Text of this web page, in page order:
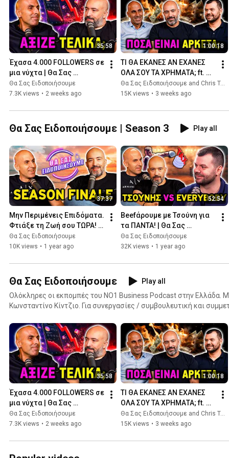
35:58
Έχασα 4.000 FOLLOWERS σε
μια νύχτα | Θα Σας
Ειδοποιήσουμε 🔔
Θα Σας Ειδοποιήσουμε
7.3K views • 2 weeks ago
1:00:18
ΤΙ ΘΑ ΕΚΑΝΕΣ ΑΝ ΕΧΑΝΕΣ
ΟΛΑ ΣΟΥ ΤΑ ΧΡΗΜΑΤΑ; ft.
Χρήστος Τσούνης | Θα Σας
Ειδοποιήσουμε 🔔
Θα Σας Ειδοποιήσουμε and Chris Tsounis
15K views • 3 weeks ago
Θα Σας Ειδοποιήσουμε | Season 3 Play all
37:37
Μην Περιμένεις Επιδόματα.
Φτιάξε τη Ζωή σου ΤΩΡΑ! |
Θα Σας Ειδοποιήσουμε 🔔
Θα Σας Ειδοποιήσουμε
10K views • 1 year ago
52:54
Beefάρουμε με Τσούνη για
τα ΠΑΝΤΑ! | Θα Σας
Ειδοποιήσουμε 🔔
Θα Σας Ειδοποιήσουμε
32K views • 1 year ago
Θα Σας Ειδοποιήσουμε
Play all
Ολόκληρες οι εκπομπές του NO1 Business Podcast στην Ελλάδα. Με τους Σπύρο Ανδριανό και
Κωνσταντίνο Κίντζιο. Για συνεργασίες / συμβουλευτική και συμμετοχή στην εκπομπή στείλε
35:58
Έχασα 4.000 FOLLOWERS σε
μια νύχτα | Θα Σας
Ειδοποιήσουμε 🔔
Θα Σας Ειδοποιήσουμε
7.3K views • 2 weeks ago
1:00:18
ΤΙ ΘΑ ΕΚΑΝΕΣ ΑΝ ΕΧΑΝΕΣ
ΟΛΑ ΣΟΥ ΤΑ ΧΡΗΜΑΤΑ; ft.
Χρήστος Τσούνης | Θα Σας
Ειδοποιήσουμε 🔔
Θα Σας Ειδοποιήσουμε and Chris Tsounis
15K views • 3 weeks ago